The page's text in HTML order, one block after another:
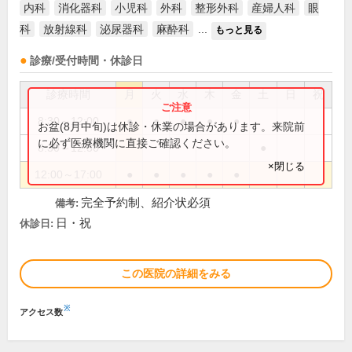
内科 消化器科 小児科 外科 整形外科 産婦人科
眼
科
放射線科 泌尿器科 麻酔科 もっと見る
診療/受付時間・休診日
祝
8:30～12:00 ● ● ● ● ●
8:30～12:30
お盆(8月中旬)は休診・休業の場合があります。来院前
に必ず医療機関に直接ご確認ください。
×閉じる
備考: 完全予約制、紹介状必須
休診日: 日・祝
この医院の詳細をみる
アクセス数※